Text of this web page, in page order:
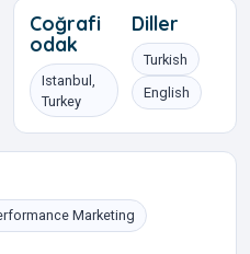
Coğrafi
odak
Istanbul,
Turkey
Diller
Turkish
English
Marketing